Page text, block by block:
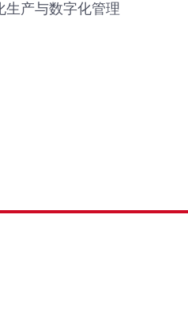
生产与数字化管理